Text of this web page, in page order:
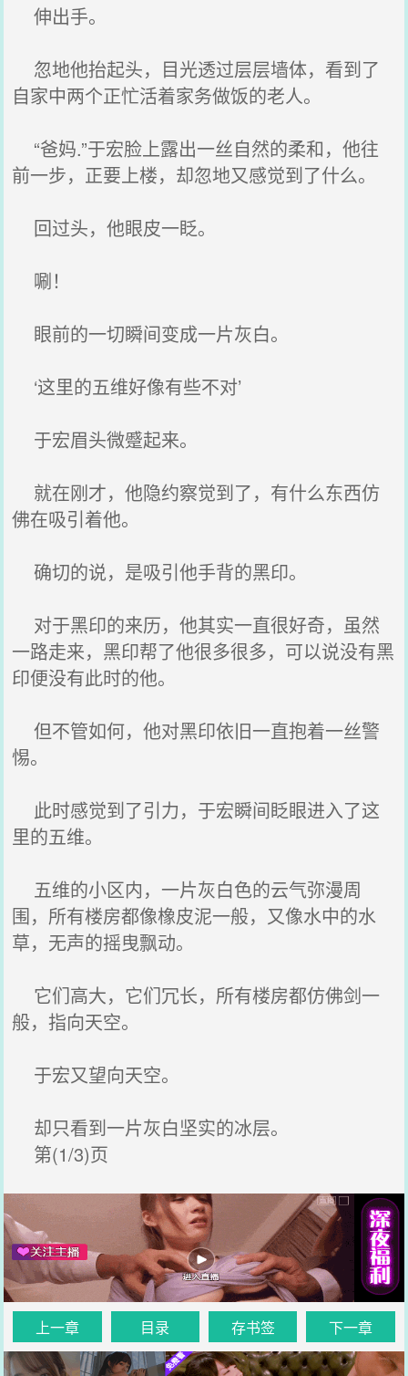
伸出手。
忽地他抬起头，目光透过层层墙体，看到了
自家中两个正忙活着家务做饭的老人。
“爸妈.”于宏脸上露出一丝自然的柔和，他往
前一步，正要上楼，却忽地又感觉到了什么。
回过头，他眼皮一眨。
唰！
眼前的一切瞬间变成一片灰白。
‘这里的五维好像有些不对’
于宏眉头微蹙起来。
就在刚才，他隐约察觉到了，有什么东西仿
佛在吸引着他。
确切的说，是吸引他手背的黑印。
对于黑印的来历，他其实一直很好奇，虽然
一路走来，黑印帮了他很多很多，可以说没有黑
印便没有此时的他。
但不管如何，他对黑印依旧一直抱着一丝警
惕。
此时感觉到了引力，于宏瞬间眨眼进入了这
里的五维。
五维的小区内，一片灰白色的云气弥漫周
围，所有楼房都像橡皮泥一般，又像水中的水
草，无声的摇曳飘动。
它们高大，它们冗长，所有楼房都仿佛剑一
般，指向天空。
于宏又望向天空。
却只看到一片灰白坚实的冰层。
第(1/3)页
上一章 目录 存书签 下一章